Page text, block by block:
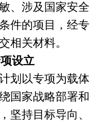
、涉及国家安全
件的项目，经专
相关材料。
设立
划以专项为载体
国家战略部署和
坚持目标导向、